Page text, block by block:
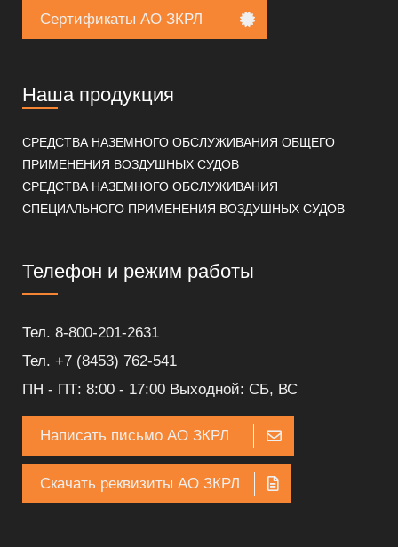
Сертификаты АО ЗКРЛ
Наша продукция
СРЕДСТВА НАЗЕМНОГО ОБСЛУЖИВАНИЯ ОБЩЕГО
ПРИМЕНЕНИЯ ВОЗДУШНЫХ СУДОВ
СРЕДСТВА НАЗЕМНОГО ОБСЛУЖИВАНИЯ
СПЕЦИАЛЬНОГО ПРИМЕНЕНИЯ ВОЗДУШНЫХ СУДОВ
Телефон и режим работы
Тел. 8-800-201-2631
Тел. +7 (8453) 762-541
ПН - ПТ: 8:00 - 17:00 Выходной: СБ, ВС
Написать письмо АО ЗКРЛ
Скачать реквизиты АО ЗКРЛ